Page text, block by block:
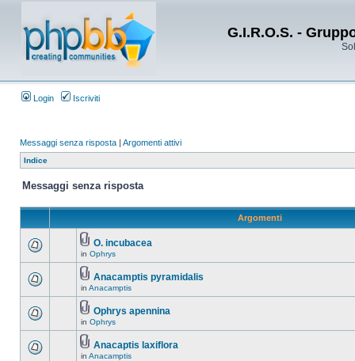
G.I.R.O.S. -
Login Iscriviti
Messaggi senza risposta | Argomenti attivi
Indice
Messaggi senza risposta
Argomenti
O. incubacea
in Ophrys
Anacamptis pyramidalis
in Anacamptis
Ophrys apennina
in Ophrys
Anacaptis laxiflora
in Anacamptis